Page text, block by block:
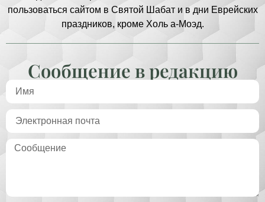
пользоваться сайтом в Святой Шабат и в дни Еврейских
праздников, кроме Холь а-Моэд.
Сообщение в редакцию